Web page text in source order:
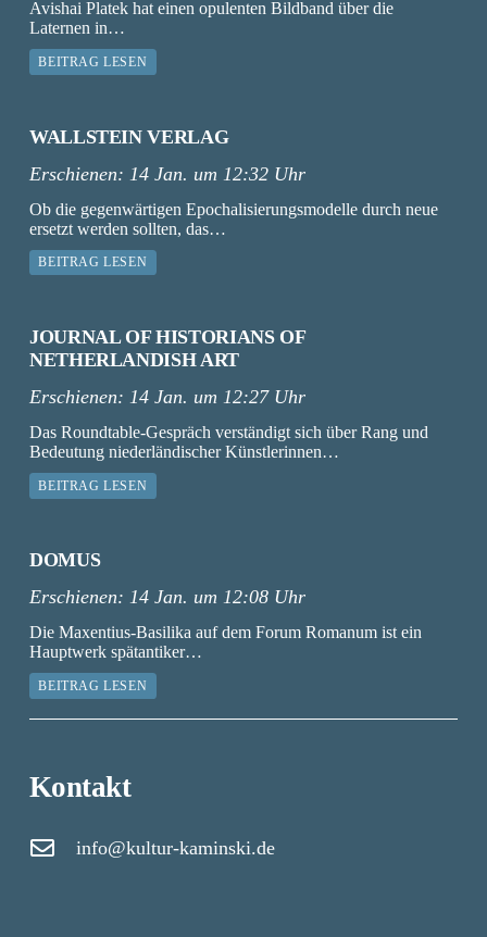
Avishai Platek hat einen opulenten Bildband über die
Laternen in…
BEITRAG LESEN
WALLSTEIN VERLAG
Erschienen: 14 Jan. um 12:32 Uhr
Ob die gegenwärtigen Epochalisierungsmodelle durch neue
ersetzt werden sollten, das…
BEITRAG LESEN
JOURNAL OF HISTORIANS OF
NETHERLANDISH ART
Erschienen: 14 Jan. um 12:27 Uhr
Das Roundtable-Gespräch verständigt sich über Rang und
Bedeutung niederländischer Künstlerinnen…
BEITRAG LESEN
DOMUS
Erschienen: 14 Jan. um 12:08 Uhr
Die Maxentius-Basilika auf dem Forum Romanum ist ein
Hauptwerk spätantiker…
BEITRAG LESEN
Kontakt
info@kultur-kaminski.de